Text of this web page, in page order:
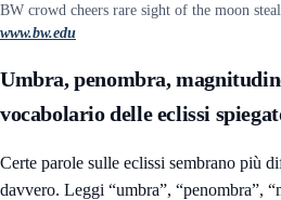
BW crowd cheers rare sight of the moon
www.bw.edu
Umbra, penombra,
vocabolario delle eclissi
Certe parole sulle eclissi sembrano più
davvero. Leggi “umbra”, “penombra”,